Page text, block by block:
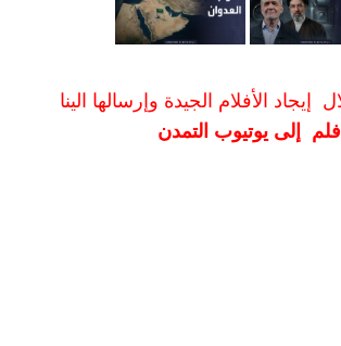
الأفلام الجيدة وإرسالها الينا
إلى يوتيوب التمدن